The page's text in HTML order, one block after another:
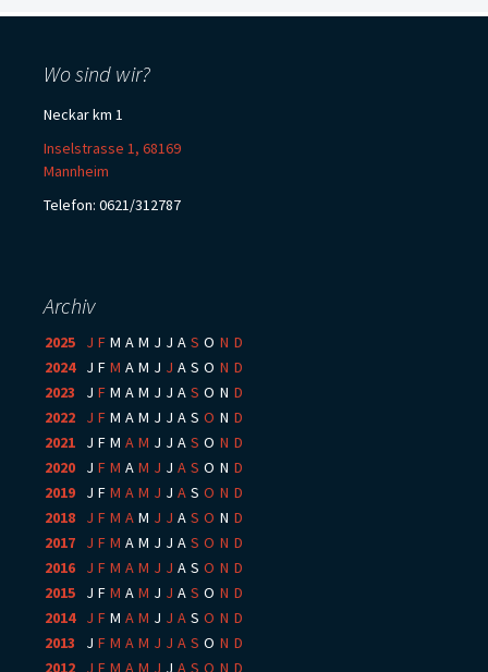
Wo sind wir?
Neckar km 1
Inselstrasse 1, 68169
Mannheim
Telefon: 0621/312787
Archiv
2025 J F M A M J J A S O N D
2024: J F M A M J J A S O N D
2023
J F M A M J J A S O N D
2022
J F M A M J J A S O N D
2021
J F M A M J J A S O N D
2020
J F M A M J J A S O N D
2019
J F M A M J J A S O N D
2018
J F M A M J J A S O N D
2017
J F M A M J J A S O N D
2016
J F M A M J J A S O N D
2015
J F M A M J J A S O N D
2014: J F M A M J J A S O N D
2013
J F M A M J J A S O N D
2012
J F M A M J J A S O N D